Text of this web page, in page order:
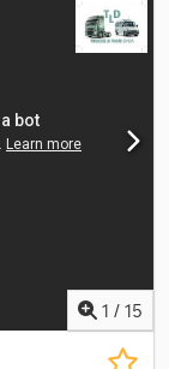
de lâmina Eixo
4 PBT:
1 / 15